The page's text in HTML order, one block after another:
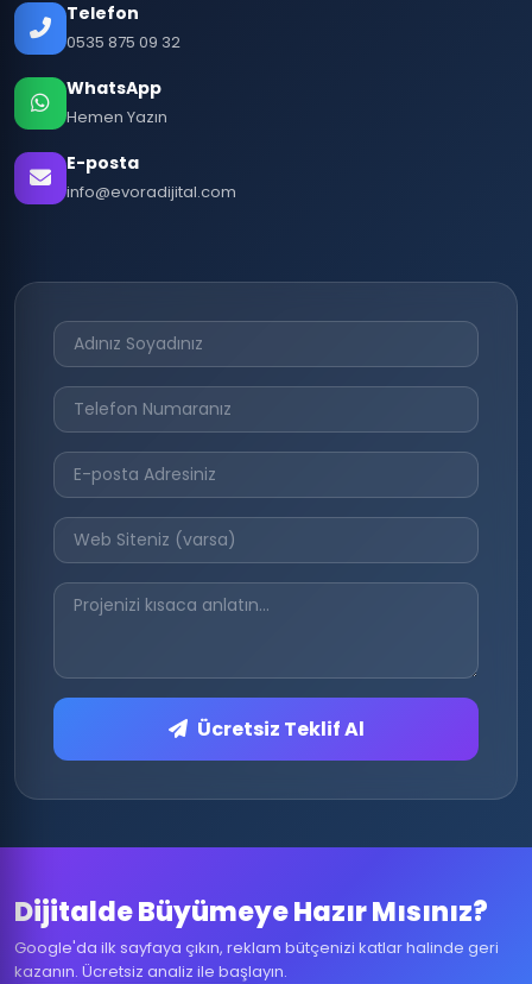
Telefon
0535 875 09 32
WhatsApp
Hemen Yazın
E-posta
info@evoradijital.com
Ücretsiz Teklif Al
Dijitalde Büyümeye Hazır Mısınız?
Google'da ilk sayfaya çıkın, reklam bütçenizi katlar halinde geri
kazanın. Ücretsiz analiz ile başlayın.